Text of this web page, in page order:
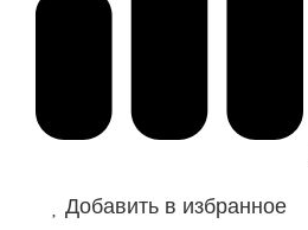
Добавить в избранное